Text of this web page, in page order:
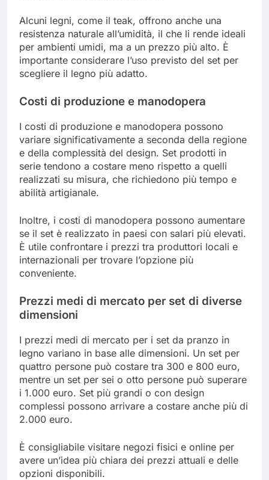
Alcuni legni, come il teak, offrono anche una
resistenza naturale all’umidità, il che li rende ideali
per ambienti umidi, ma a un prezzo più alto. È
importante considerare l’uso previsto del set per
scegliere il legno più adatto.
Costi di produzione e manodopera
I costi di produzione e manodopera possono
variare significativamente a seconda della regione
e della complessità del design. Set prodotti in
serie tendono a costare meno rispetto a quelli
realizzati su misura, che richiedono più tempo e
abilità artigianale.
Inoltre, i costi di manodopera possono aumentare
se il set è realizzato in paesi con salari più elevati.
È utile confrontare i prezzi tra produttori locali e
internazionali per trovare l’opzione più
conveniente.
Prezzi medi di mercato per set di diverse
dimensioni
I prezzi medi di mercato per i set da pranzo in
legno variano in base alle dimensioni. Un set per
quattro persone può costare tra 300 e 800 euro,
mentre un set per sei o otto persone può superare
i 1.000 euro. Set più grandi o con design
complessi possono arrivare a costare anche più di
2.000 euro.
È consigliabile visitare negozi fisici e online per
avere un’idea più chiara dei prezzi attuali e delle
opzioni disponibili.